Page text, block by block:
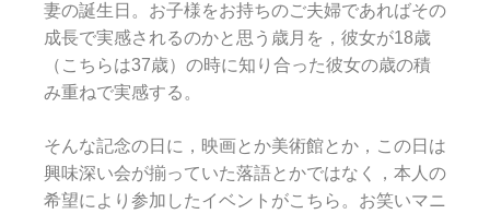
妻の誕生日。お子様をお持ちのご夫婦であればその
成長で実感されるのかと思う歳月を，彼女が18歳
（こちらは37歳）の時に知り合った彼女の歳の積
み重ねで実感する。
そんな記念の日に，映画とか美術館とか，この日は
興味深い会が揃っていた落語とかではなく，本人の
希望により参加したイベントがこちら。お笑いマニ